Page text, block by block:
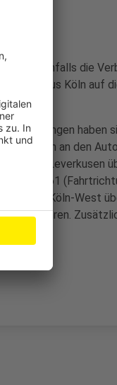
ebenfalls die
A57 aus Köln auf
Umleitungen haben
Anzeigen an den
Leverkusen
bis zur A61
Köln-West
zu fahren.